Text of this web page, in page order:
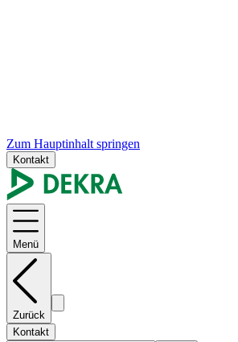
Zum Hauptinhalt springen
Kontakt
Menü
Zurück
Kontakt